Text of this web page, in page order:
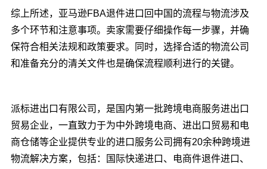
综上所述，亚马逊FBA退件进口回中国的流程与物流涉及
多个环节和注意事项。卖家需要仔细操作每一步骤，并确
保符合相关法规和政策要求。同时，选择合适的物流公司
和准备充分的清关文件也是确保流程顺利进行的关键。
派标进出口有限公司，是国内第一批跨境电商服务进出口
贸易企业，一直致力于为中外跨境电商、进出口贸易和电
商仓储等企业提供专业的进口服务公司拥有20余种跨境进
物流解决方案，包括：国际快递进口、电商件退件进口、